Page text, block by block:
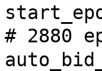
# 2880